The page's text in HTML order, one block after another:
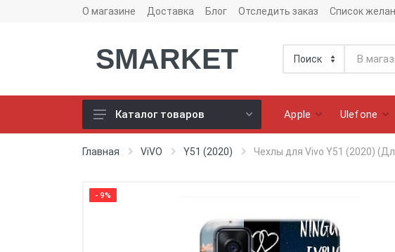
О магазине Доставка Блог Отследить заказ Список
SMARKET
Чехлы для телефонов
Универсальные батареи
Каталог товаров Apple Ulefone
Главная ViVO Y51 (2020) Чехлы для Vivo Y51 (2020)
- 9%